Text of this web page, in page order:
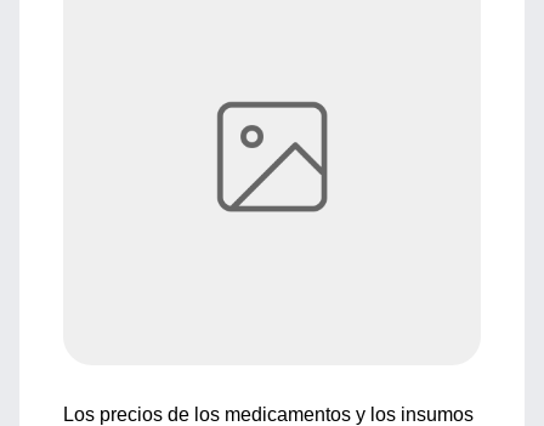
Los precios de los medicamentos y los insumos